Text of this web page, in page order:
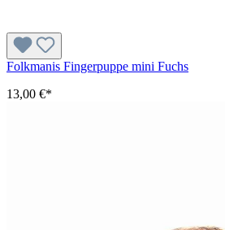
Folkmanis Fingerpuppe mini Fuchs
13,00 €*